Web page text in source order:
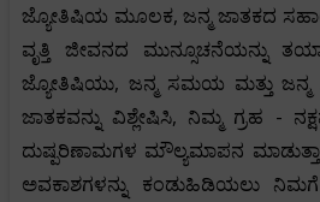
ಜ್ಯೋತಿಷಿಯ ಮೂಲಕ, ಜನ್ಮ ಜಾತಕದ
ವೃತ್ತಿ ಜೀವನದ ಮುನ್ಸೂಚನೆಯನ್ನು
ಜ್ಯೋತಿಷಿಯು, ಜನ್ಮ ಸಮಯ ಮತ್ತು ಜನ್ಮ
ಜಾತಕವನ್ನು ವಿಶ್ಲೇಷಿಸಿ, ನಿಮ್ಮ ಗ್ರಹ -
ದುಷ್ಪರಿಣಾಮಗಳ ಮೌಲ್ಯಮಾಪನ
ಅವಕಾಶಗಳನ್ನು ಕಂಡುಹಿಡಿಯಲು